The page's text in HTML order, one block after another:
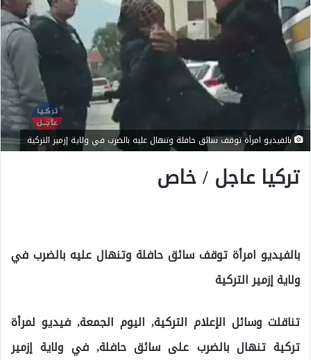
بالفيديو امرأة توقف سائق حافلة وتنهال عليه بالضرب في ولاية إزمير التركية
تركيا عاجل / خاص
بالفيديو امرأة توقف سائق حافلة وتنهال عليه بالضرب في
ولاية إزمير التركية
تناقلت وسائل الإعلام التركية, اليوم الجمعة, فيديو لمرأة
تركية تنهال بالضرب على سائق حافلة, في ولاية إزمير